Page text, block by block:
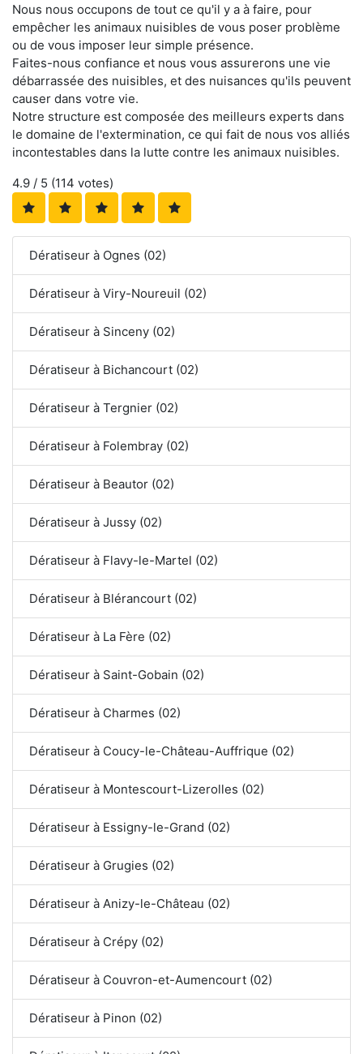
Nous nous occupons de tout ce qu'il y a à faire, pour
empêcher les animaux nuisibles de vous poser problème
ou de vous imposer leur simple présence.
Faites-nous confiance et nous vous assurerons une vie
débarrassée des nuisibles, et des nuisances qu'ils peuvent
causer dans votre vie.
Notre structure est composée des meilleurs experts dans
le domaine de l'extermination, ce qui fait de nous vos alliés
incontestables dans la lutte contre les animaux nuisibles.
4.9 / 5 (114 votes)
Dératiseur à Ognes (02)
Dératiseur à Viry-Noureuil (02)
Dératiseur à Sinceny (02)
Dératiseur à Bichancourt (02)
Dératiseur à Tergnier (02)
Dératiseur à Folembray (02)
Dératiseur à Beautor (02)
Dératiseur à Jussy (02)
Dératiseur à Flavy-le-Martel (02)
Dératiseur à Blérancourt (02)
Dératiseur à La Fère (02)
Dératiseur à Saint-Gobain (02)
Dératiseur à Charmes (02)
Dératiseur à Coucy-le-Château-Auffrique (02)
Dératiseur à Montescourt-Lizerolles (02)
Dératiseur à Essigny-le-Grand (02)
Dératiseur à Grugies (02)
Dératiseur à Anizy-le-Château (02)
Dératiseur à Crépy (02)
Dératiseur à Couvron-et-Aumencourt (02)
Dératiseur à Pinon (02)